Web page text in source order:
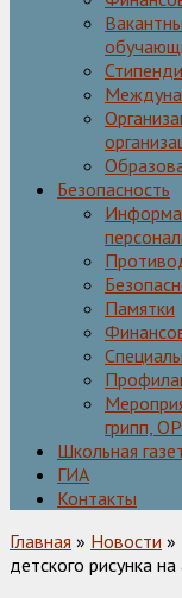
Безопасность
Памятки
грипп,
Школьная
ГИА
Контакты
Главная » Новости »
детского рисунка